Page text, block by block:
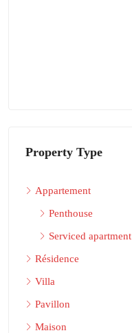
Property Type
Appartement
Penthouse
Serviced apartment
Résidence
Villa
Pavillon
Maison